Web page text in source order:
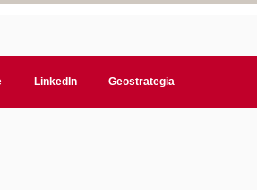
LinkedIn Geostrategia